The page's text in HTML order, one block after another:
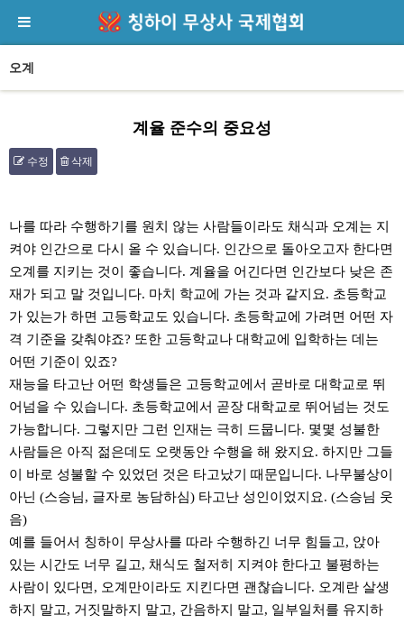
오계
계율 준수의 중요성
수정 삭제
나를 따라 수행하기를 원치 않는 사람들이라도 채식과 오계는 지
켜야 인간으로 다시 올 수 있습니다. 인간으로 돌아오고자 한다면
오계를 지키는 것이 좋습니다. 계율을 어긴다면 인간보다 낮은 존
재가 되고 말 것입니다. 마치 학교에 가는 것과 같지요. 초등학교
가 있는가 하면 고등학교도 있습니다. 초등학교에 가려면 어떤 자
격 기준을 갖춰야죠? 또한 고등학교나 대학교에 입학하는 데는
어떤 기준이 있죠?
재능을 타고난 어떤 학생들은 고등학교에서 곧바로 대학교로 뛰
어넘을 수 있습니다. 초등학교에서 곧장 대학교로 뛰어넘는 것도
가능합니다. 그렇지만 그런 인재는 극히 드뭅니다. 몇몇 성불한
사람들은 아직 젊은데도 오랫동안 수행을 해 왔지요. 하지만 그들
이 바로 성불할 수 있었던 것은 타고났기 때문입니다. 나무불상이
아닌 (스승님, 글자로 농담하심) 타고난 성인이었지요. (스승님 웃
음)
예를 들어서 칭하이 무상사를 따라 수행하긴 너무 힘들고, 앉아
있는 시간도 너무 길고, 채식도 철저히 지켜야 한다고 불평하는
사람이 있다면, 오계만이라도 지킨다면 괜찮습니다. 오계란 살생
하지 말고, 거짓말하지 말고, 간음하지 말고, 일부일처를 유지하